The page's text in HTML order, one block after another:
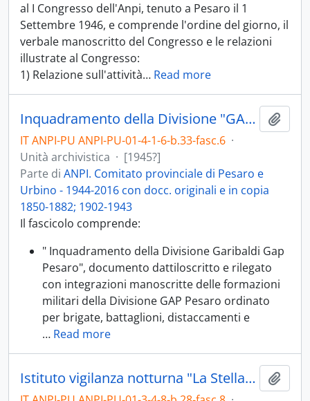
al I Congresso dell'Anpi, tenuto a Pesaro il 1
Settembre 1946, e comprende l'ordine del giorno, il
verbale manoscritto del Congresso e le relazioni
illustrate al Congresso:
1) Relazione sull'attività… Read more
Inquadramento della Divisione "GAP Pesaro" - [1945?]
IT ANPI-PU ANPI-PU-01-4-1-6-b.33-fasc.6 ·
Unità archivistica · [1945?]
Parte di ANPI. Comitato provinciale di Pesaro e
Urbino - 1944-2016 con docc. originali e in copia
1850-1882; 1902-1943
Il fascicolo comprende:
" Inquadramento della Divisione Garibaldi Gap
Pesaro", documento dattiloscritto e rilegato
con integrazioni manoscritte delle formazioni
militari della Divisione GAP Pesaro ordinato
per brigate, battaglioni, distaccamenti e
… Read more
Istituto vigilanza notturna "La Stella" 1946-1953